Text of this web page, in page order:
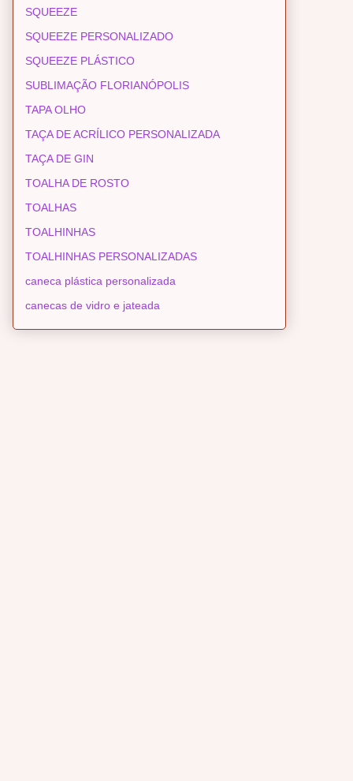
SQUEEZE
SQUEEZE PERSONALIZADO
SQUEEZE PLÁSTICO
SUBLIMAÇÃO FLORIANÓPOLIS
TAPA OLHO
TAÇA DE ACRÍLICO PERSONALIZADA
TAÇA DE GIN
TOALHA DE ROSTO
TOALHAS
TOALHINHAS
TOALHINHAS PERSONALIZADAS
caneca plástica personalizada
canecas de vidro e jateada